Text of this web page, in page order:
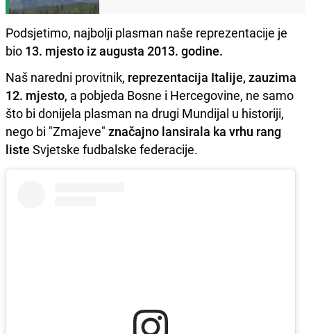
Podsjetimo, najbolji plasman naše reprezentacije je
bio 13. mjesto iz augusta 2013. godine.
Naš naredni provitnik, reprezentacija Italije, zauzima
12. mjesto, a pobjeda Bosne i Hercegovine, ne samo
što bi donijela plasman na drugi Mundijal u historiji,
nego bi "Zmajeve" značajno lansirala ka vrhu rang
liste Svjetske fudbalske federacije.